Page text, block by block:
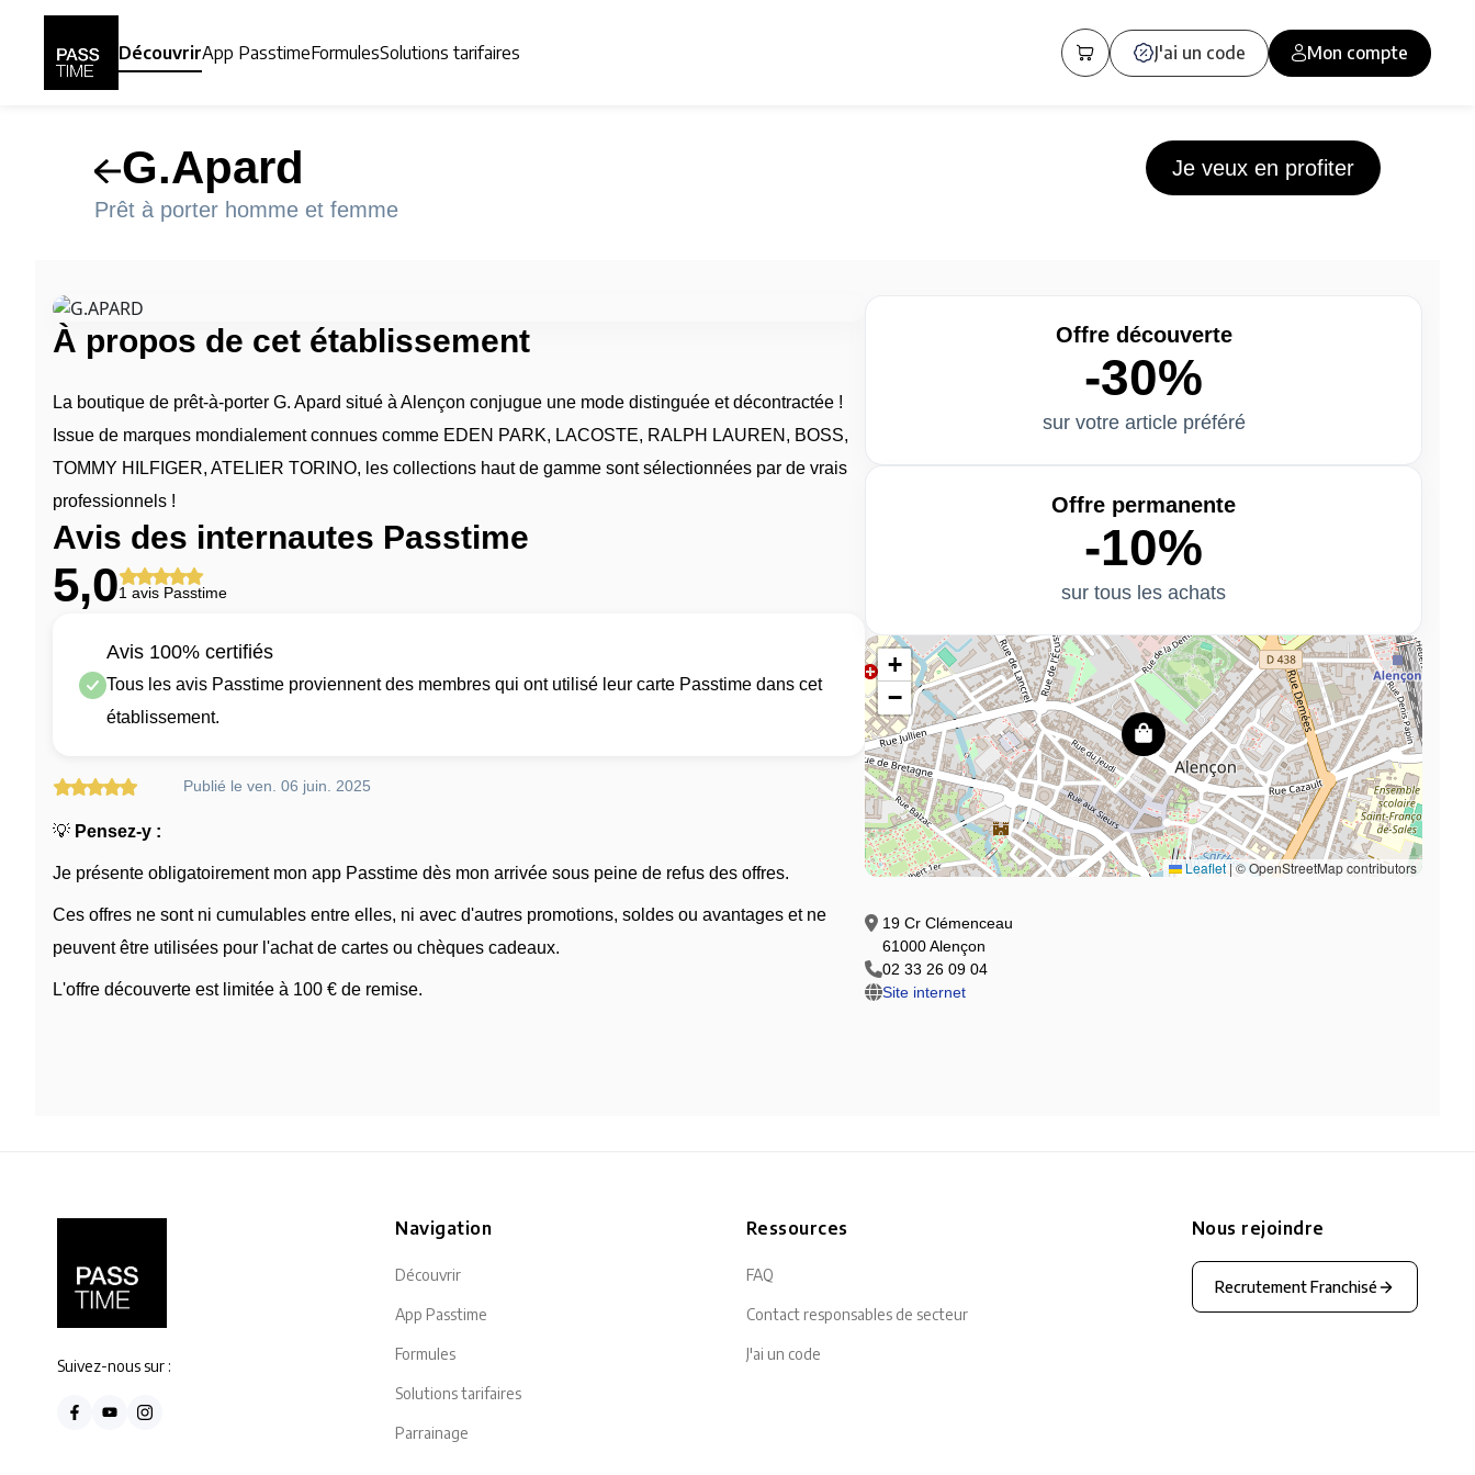
DécouvrirApp PasstimeFormulesSolutions tarifaires J'ai un code Mon compte
G.Apard
Je veux en profiter
Prêt à porter homme et femme
À propos de cet établissement
La boutique de prêt-à-porter G. Apard situé à Alençon conjugue une mode distinguée et décontractée !
Issue de marques mondialement connues comme EDEN PARK, LACOSTE, RALPH LAUREN, BOSS,
TOMMY HILFIGER, ATELIER TORINO, les collections haut de gamme sont sélectionnées par de vrais
professionnels !
Avis des internautes Passtime
5,01 avis Passtime
Avis 100% certifiés
Tous les avis Passtime proviennent des membres qui ont utilisé leur carte Passtime dans cet
établissement.
Publié le ven. 06 juin. 2025
💡 Pensez-y :
Je présente obligatoirement mon app Passtime dès mon arrivée sous peine de refus des offres.
Ces offres ne sont ni cumulables entre elles, ni avec d'autres promotions, soldes ou avantages et ne
peuvent être utilisées pour l'achat de cartes ou chèques cadeaux.
L'offre découverte est limitée à 100 € de remise.
Offre découverte
-30%
sur votre article préféré
Offre permanente
-10%
sur tous les achats
+
−
Leaflet|© OpenStreetMap contributors
19 Cr Clémenceau
61000 Alençon
02 33 26 09 04
Site internet
Suivez-nous sur :
Navigation
Découvrir
App Passtime
Formules
Solutions tarifaires
Parrainage
Ressources
FAQ
Contact responsables de secteur
J'ai un code
Nous rejoindre
Recrutement Franchisé
Panneau de gestion des cookies